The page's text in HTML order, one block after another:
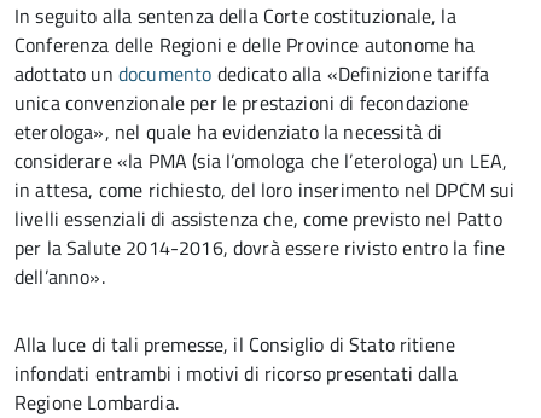
In seguito alla sentenza della Corte costituzionale, la
Conferenza delle Regioni e delle Province autonome ha
adottato un documento dedicato alla «Definizione tariffa
unica convenzionale per le prestazioni di fecondazione
eterologa», nel quale ha evidenziato la necessità di
considerare «la PMA (sia l’omologa che l’eterologa) un LEA,
in attesa, come richiesto, del loro inserimento nel DPCM sui
livelli essenziali di assistenza che, come previsto nel Patto
per la Salute 2014-2016, dovrà essere rivisto entro la fine
dell’anno».
Alla luce di tali premesse, il Consiglio di Stato ritiene
infondati entrambi i motivi di ricorso presentati dalla
Regione Lombardia.